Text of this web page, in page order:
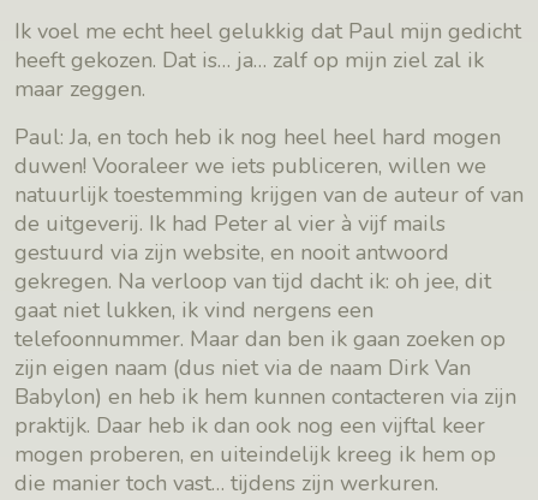
Ik voel me echt heel gelukkig dat Paul mijn gedicht
heeft gekozen. Dat is… ja… zalf op mijn ziel zal ik
maar zeggen.
Paul: Ja, en toch heb ik nog heel heel hard mogen
duwen! Vooraleer we iets publiceren, willen we
natuurlijk toestemming krijgen van de auteur of van
de uitgeverij. Ik had Peter al vier à vijf mails
gestuurd via zijn website, en nooit antwoord
gekregen. Na verloop van tijd dacht ik: oh jee, dit
gaat niet lukken, ik vind nergens een
telefoonnummer. Maar dan ben ik gaan zoeken op
zijn eigen naam (dus niet via de naam Dirk Van
Babylon) en heb ik hem kunnen contacteren via zijn
praktijk. Daar heb ik dan ook nog een vijftal keer
mogen proberen, en uiteindelijk kreeg ik hem op
die manier toch vast… tijdens zijn werkuren.